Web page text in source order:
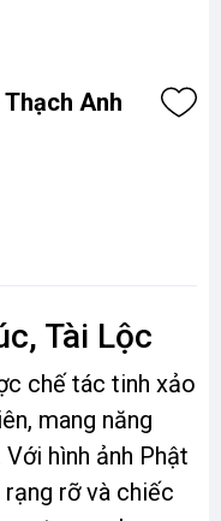
Anh
Tài Lộc
chế tác tinh xảo
mang năng
hình ảnh Phật
rỡ và chiếc